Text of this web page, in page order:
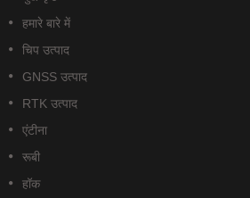
हमारे बारे में
चिप उत्पाद
GNSS उत्पाद
RTK उत्पाद
एंटीना
रूबी
हॉक